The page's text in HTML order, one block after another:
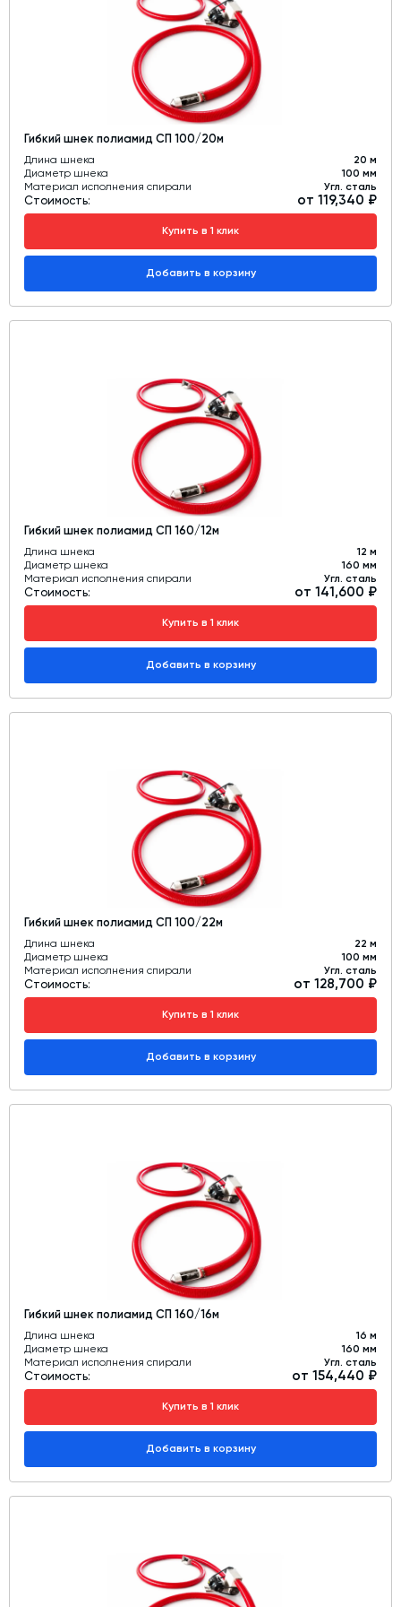
Гибкий шнек полиамид СП 100/20м
Длина шнека
20 м
Диаметр шнека
100 мм
Материал исполнения спирали
Угл. сталь
Стоимость: от 119,340 ₽
Купить в 1 клик
Добавить в корзину
Гибкий шнек полиамид СП 160/12м
Длина шнека
12 м
Диаметр шнека
160 мм
Материал исполнения спирали
Угл. сталь
Стоимость: от 141,600 ₽
Купить в 1 клик
Добавить в корзину
Гибкий шнек полиамид СП 100/22м
Длина шнека
22 м
Диаметр шнека
100 мм
Материал исполнения спирали
Угл. сталь
Стоимость: от 128,700 ₽
Купить в 1 клик
Добавить в корзину
Гибкий шнек полиамид СП 160/16м
Длина шнека
16 м
Диаметр шнека
160 мм
Материал исполнения спирали
Угл. сталь
Стоимость: от 154,440 ₽
Купить в 1 клик
Добавить в корзину